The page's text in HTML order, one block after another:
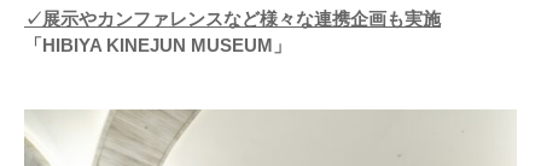
✓展示やカンファレンスなど様々な連携企画も実施
「HIBIYA KINEJUN MUSEUM」